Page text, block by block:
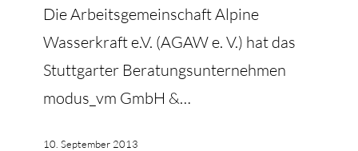
Die Arbeitsgemeinschaft Alpine
Wasserkraft e.V. (AGAW e. V.) hat das
Stuttgarter Beratungsunternehmen
modus_vm GmbH &…
10. September 2013